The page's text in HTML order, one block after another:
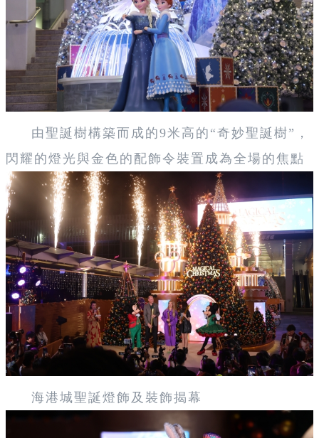
由聖誕樹構築而成的9米高的“奇妙聖誕樹”，
閃耀的燈光與金色的配飾令裝置成為全場的焦點
海港城聖誕燈飾及裝飾揭幕